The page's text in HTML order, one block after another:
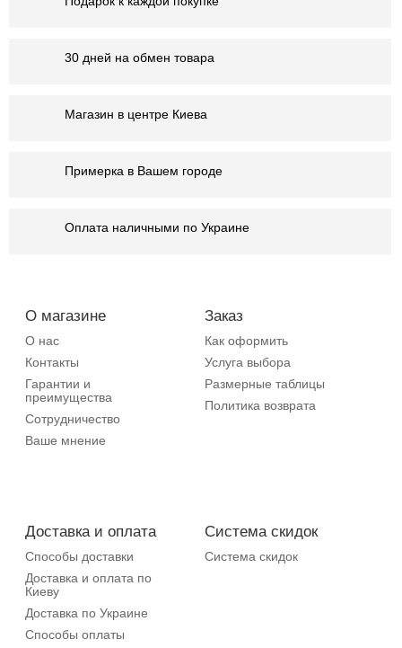
30 дней на обмен товара
Магазин в центре Киева
Примерка в Вашем городе
Оплата наличными по Украине
О магазине
О нас
Контакты
Гарантии и
преимущества
Сотрудничество
Ваше мнение
Заказ
Как оформить
Услуга выбора
Размерные таблицы
Политика возврата
Доставка и оплата
Способы доставки
Доставка и оплата по
Киеву
Доставка по Украине
Способы оплаты
Система скидок
Система скидок